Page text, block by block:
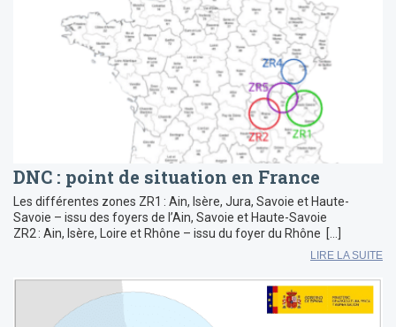
DNC : point de situation en France
Les différentes zones ZR1 : Ain, Isère, Jura, Savoie et Haute-
Savoie – issu des foyers de l’Ain, Savoie et Haute-Savoie
ZR2 : Ain, Isère, Loire et Rhône – issu du foyer du Rhône […]
LIRE LA SUITE